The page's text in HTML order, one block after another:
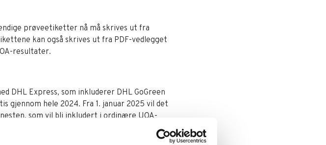
prøveetiketter nå må skrives ut fra
kan også skrives ut fra PDF-vedlegget
resultater.
DHL Express, som inkluderer DHL GoGreen
gjennom hele 2024. Fra 1. januar 2025 vil det
som vil bli inkludert i ordinære UOA-